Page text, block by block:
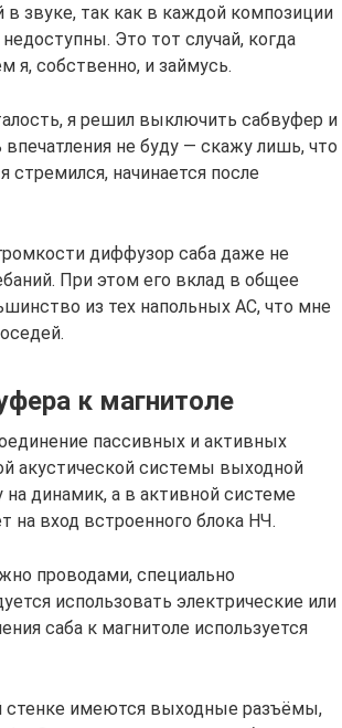
звуке, так как в каждой композиции
Это тот случай, когда
я, собственно, и займусь.
я решил выключить сабвуфер и
не буду — скажу лишь, что
стремился, начинается после
диффузор саба даже не
При этом его вклад в общее
из тех напольных АС, что мне
к магнитоле
пассивных и активных
акустической системы выходной
на динамик, а в активной системе
на вход встроенного блока НЧ.
проводами, специально
использовать электрические или
саба к магнитоле используется
стенке имеются выходные разъёмы,